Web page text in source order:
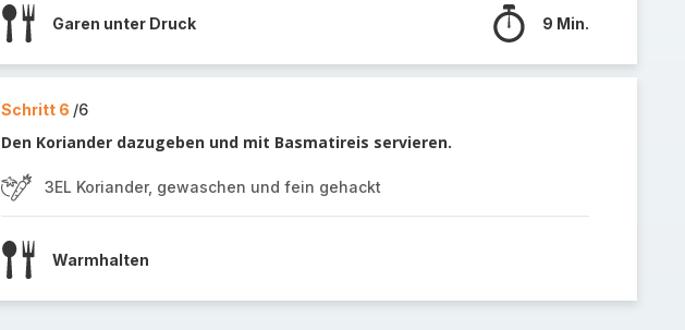
Garen unter Druck 9 Min.
Schritt 6 /6
Den Koriander dazugeben und mit Basmatireis servieren.
3EL Koriander, gewaschen und fein gehackt
Warmhalten